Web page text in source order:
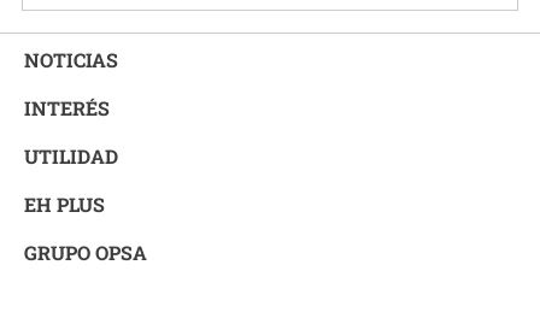
NOTICIAS
INTERÉS
UTILIDAD
EH PLUS
GRUPO OPSA